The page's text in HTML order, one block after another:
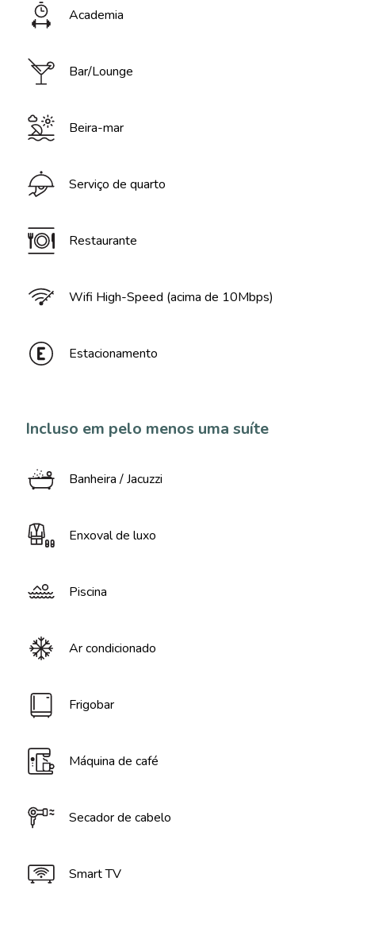
Academia
Bar/Lounge
Beira-mar
Serviço de quarto
Restaurante
Wifi High-Speed (acima de 10Mbps)
Estacionamento
Incluso em pelo menos uma suíte
Banheira / Jacuzzi
Enxoval de luxo
Piscina
Ar condicionado
Frigobar
Máquina de café
Secador de cabelo
Smart TV